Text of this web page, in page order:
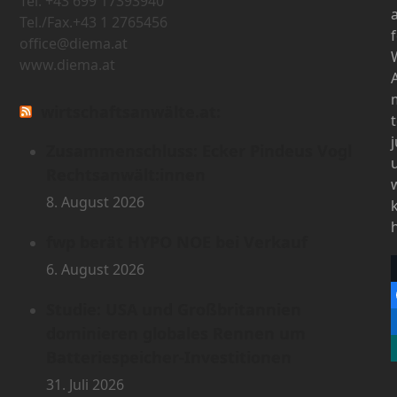
Tel./Fax.+43 1 2765456
office@diema.at
www.diema.at
8. August 2026
6. August 2026
31. Juli 2026